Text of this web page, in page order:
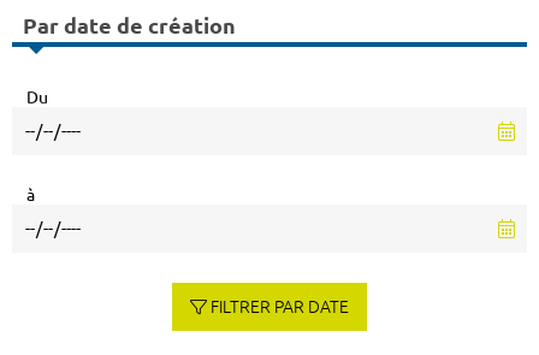
Par date de création
Du
à
FILTRER PAR DATE